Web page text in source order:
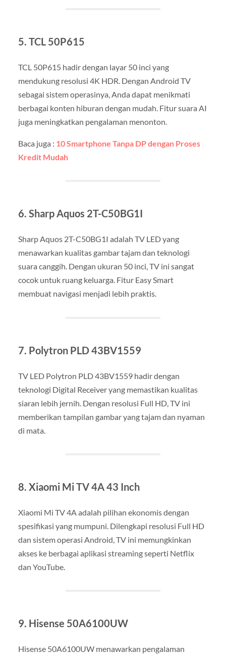
5. TCL 50P615
TCL 50P615 hadir dengan layar 50 inci yang
mendukung resolusi 4K HDR. Dengan Android TV
sebagai sistem operasinya, Anda dapat menikmati
berbagai konten hiburan dengan mudah. Fitur suara AI
juga meningkatkan pengalaman menonton.
Baca juga : 10 Smartphone Tanpa DP dengan Proses
Kredit Mudah
6. Sharp Aquos 2T-C50BG1I
Sharp Aquos 2T-C50BG1I adalah TV LED yang
menawarkan kualitas gambar tajam dan teknologi
suara canggih. Dengan ukuran 50 inci, TV ini sangat
cocok untuk ruang keluarga. Fitur Easy Smart
membuat navigasi menjadi lebih praktis.
7. Polytron PLD 43BV1559
TV LED Polytron PLD 43BV1559 hadir dengan
teknologi Digital Receiver yang memastikan kualitas
siaran lebih jernih. Dengan resolusi Full HD, TV ini
memberikan tampilan gambar yang tajam dan nyaman
di mata.
8. Xiaomi Mi TV 4A 43 Inch
Xiaomi Mi TV 4A adalah pilihan ekonomis dengan
spesifikasi yang mumpuni. Dilengkapi resolusi Full HD
dan sistem operasi Android, TV ini memungkinkan
akses ke berbagai aplikasi streaming seperti Netflix
dan YouTube.
9. Hisense 50A6100UW
Hisense 50A6100UW menawarkan pengalaman